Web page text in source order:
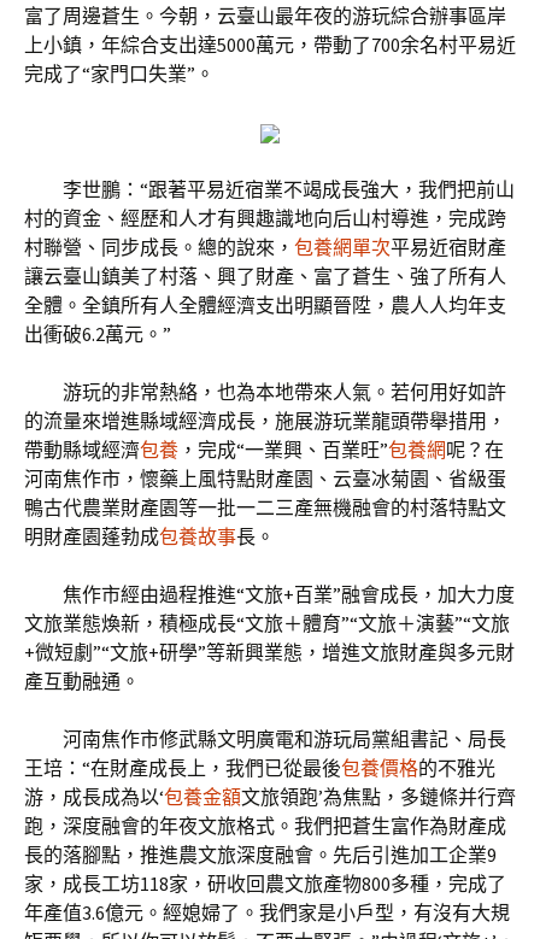
富了周邊蒼生。今朝，云臺山最年夜的游玩綜合辦事區岸
上小鎮，年綜合支出達5000萬元，帶動了700余名村平易近
完成了“家門口失業”。
李世鵬：“跟著平易近宿業不竭成長強大，我們把前山
村的資金、經歷和人才有興趣識地向后山村導進，完成跨
村聯營、同步成長。總的說來， 包養網單次平易近宿財產
讓云臺山鎮美了村落、興了財產、富了蒼生、強了所有人
全體。全鎮所有人全體經濟支出明顯晉陞，農人人均年支
出衝破6.2萬元。”
游玩的非常熱絡，也為本地帶來人氣。若何用好如許
的流量來增進縣域經濟成長，施展游玩業龍頭帶舉措用，
帶動縣域經濟包養 ，完成“一業興、百業旺”包養網呢？在
河南焦作市，懷藥上風特點財產園、云臺冰菊園、省級蛋
鴨古代農業財產園等一批一二三產無機融會的村落特點文
明財產園蓬勃成包養故事長。
焦作市經由過程推進“文旅+百業”融會成長，加大力度
文旅業態煥新，積極成長“文旅＋體育”“文旅＋演藝”“文旅
+微短劇”“文旅+研學”等新興業態，增進文旅財產與多元財
產互動融通。
河南焦作市修武縣文明廣電和游玩局黨組書記、局長
王培：“在財產成長上，我們已從最後包養價格的不雅光
游，成長成為以‘包養金額文旅領跑’為焦點，多鏈條并行齊
跑，深度融會的年夜文旅格式。我們把蒼生富作為財產成
長的落腳點，推進農文旅深度融會。先后引進加工企業9
家，成長工坊118家，研收回農文旅產物800多種，完成了
年產值3.6億元。經媳婦了。我們家是小戶型，有沒有大規